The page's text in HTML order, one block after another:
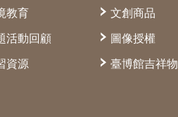
教育
活動回顧
資源
文創商品
圖像授權
臺博館吉祥物